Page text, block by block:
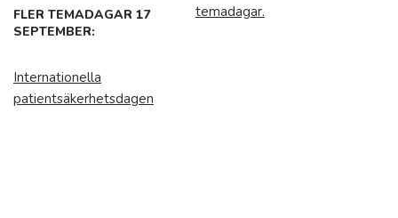
FLER TEMADAGAR 17
SEPTEMBER:
Internationella
patientsäkerhetsdagen
temadagar.